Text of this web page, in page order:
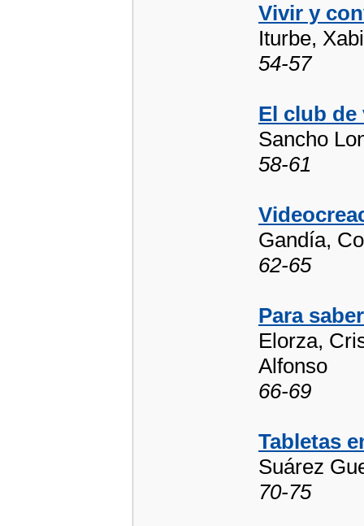
Vivir y
Iturbe,
54-57
El club de
Sancho
58-61
Gandía,
62-65
Para
Elorza,
Alfonso
66-69
Tabletas
Suárez
70-75